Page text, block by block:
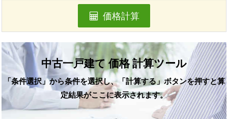
価格計算
中古一戸建て 価格 計算ツール
「条件選択」から条件を選択し、「計算する」ボタンを押すと算
定結果がここに表示されます。